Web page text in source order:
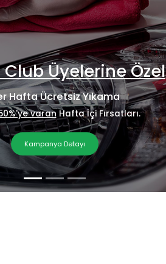
Üyelerine Özel
Hafta Ücretsiz Yıkama
varan Hafta İçi Fırsatları.
Kampanya Detayı